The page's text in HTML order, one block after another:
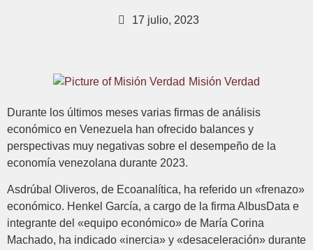
17 julio, 2023
Misión Verdad
Durante los últimos meses varias firmas de análisis
económico en Venezuela han ofrecido balances y
perspectivas muy negativas sobre el desempeño de la
economía venezolana durante 2023.
Asdrúbal Oliveros, de Ecoanalítica, ha referido un «frenazo»
económico. Henkel García, a cargo de la firma AlbusData e
integrante del «equipo económico» de María Corina
Machado, ha indicado «inercia» y «desaceleración» durante